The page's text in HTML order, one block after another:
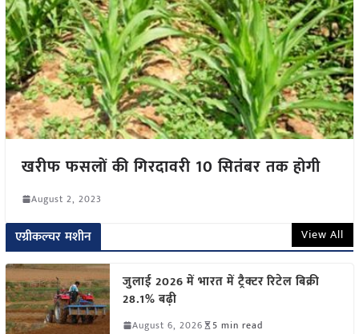
खरीफ फसलों की गिरदावरी 10 सितंबर तक होगी
August 2, 2023
एग्रीकल्चर मशीन View All
जुलाई 2026 में भारत में ट्रैक्टर रिटेल बिक्री
28.1% बढ़ी
August 6, 2026 5 min read